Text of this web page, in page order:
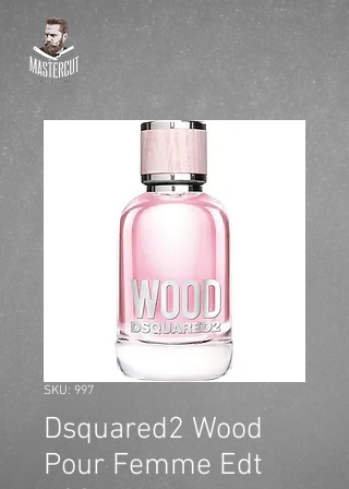
SKU: 997
Dsquared2 Wood
Pour Femme Edt